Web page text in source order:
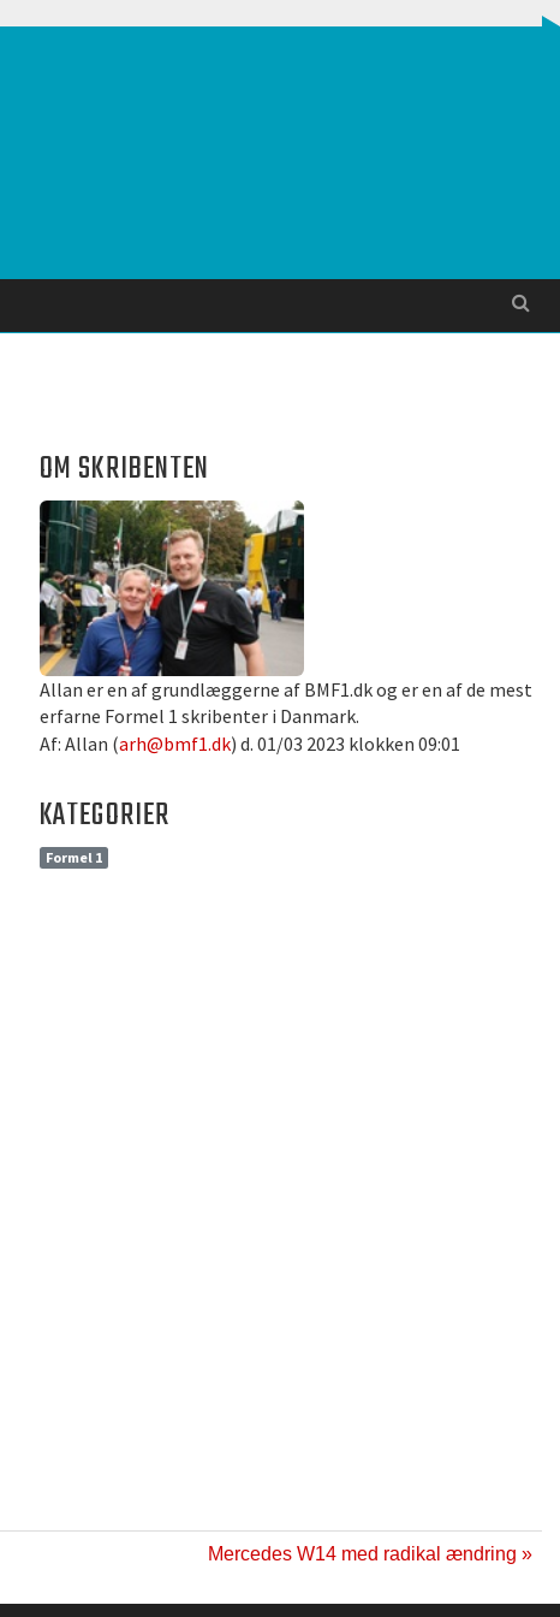
OM SKRIBENTEN
Allan er en af grundlæggerne af BMF1.dk og er en af de mest
erfarne Formel 1 skribenter i Danmark.
Af: Allan (arh@bmf1.dk) d. 01/03 2023 klokken 09:01
KATEGORIER
Formel 1
Mercedes W14 med radikal ændring »